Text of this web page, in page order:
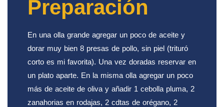
Preparación
En una olla grande agregar un poco de aceite y
dorar muy bien 8 presas de pollo, sin piel (trituró
corto es mi favorita). Una vez doradas reservar en
un plato aparte. En la misma olla agregar un poco
más de aceite de oliva y añadir 1 cebolla pluma, 2
zanahorias en rodajas, 2 cdtas de orégano, 2